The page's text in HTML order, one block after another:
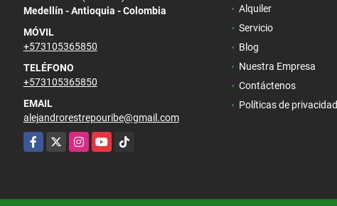
Medellín - Antioquia - Colombia
MÓVIL
+573105365850
TELÉFONO
+573105365850
EMAIL
alejandrorestrepouribe@gmail.com
Facebook
X InstagramYouTubeTikTok
Alquiler
Servicio
Blog
Nuestra Empresa
Contáctenos
Políticas de privacidad